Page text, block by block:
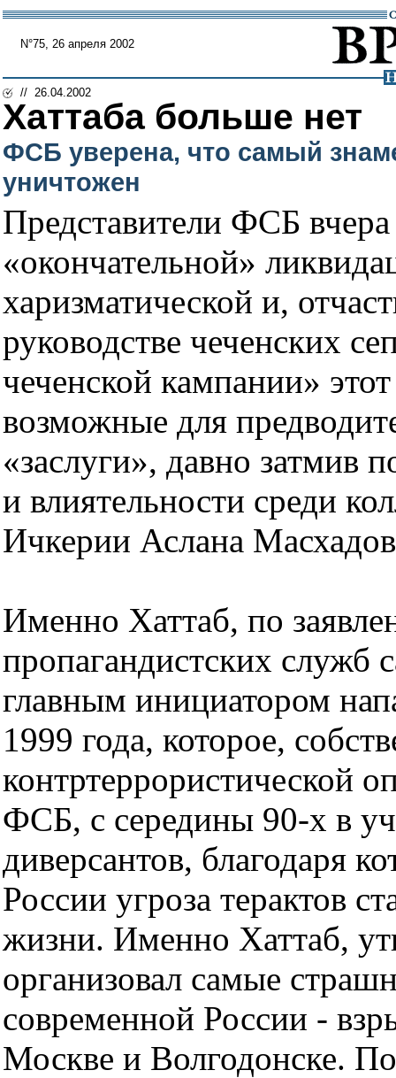
N°75, 26 апреля 2002
// 26.04.2002
Хаттаба больше нет
ФСБ уверена, что самый
уничтожен
Представители ФСБ
«окончательной»
харизматической и,
руководстве чеченских
чеченской кампании»
возможные для
«заслуги», давно затмив
и влиятельности среди
Ичкерии Аслана
Именно Хаттаб, по
пропагандистских служб
главным инициатором
1999 года, которое,
контртеррористической
ФСБ, с середины 90-х в
диверсантов, благодаря
России угроза терактов
жизни. Именно Хаттаб,
организовал самые
современной России -
Москве и Волгодонске.